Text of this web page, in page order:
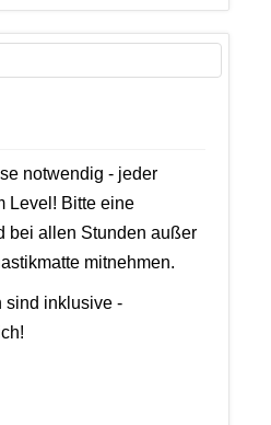
notwendig - jeder
Level! Bitte eine
bei allen Stunden außer
mitnehmen.
sind inklusive -